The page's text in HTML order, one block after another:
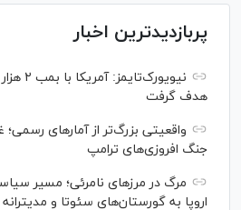
پربازدیدترین اخبار
هدف گرفت
واقعیتی بزرگ‌تر از آمار‌های رسمی؛
جنگ افروزی‌های ترامپ
مرگ در مرز‌های نامرئی؛ مسیر
اروپا به گورستان‌های سئوتا و مدیترانه